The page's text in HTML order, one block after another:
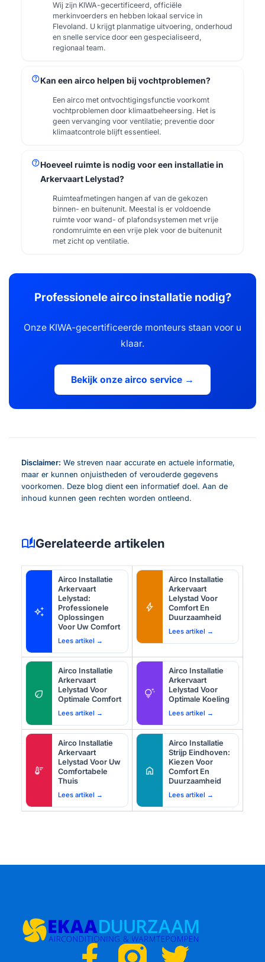
Wij zijn KIWA-gecertificeerd, officiële
merkinvoerders en hebben lokaal service in
Flevoland. U krijgt planmatige uitvoering, onderhoud
en snelle service door een gespecialiseerd,
regionaal team.
helpKan een airco helpen bij vochtproblemen?
Een airco met ontvochtigingsfunctie voorkomt
vochtproblemen door klimaatbeheersing. Het is
geen vervanging voor ventilatie; preventie door
klimaatcontrole blijft essentieel.
helpHoeveel ruimte is nodig voor een installatie in
Arkervaart Lelystad?
Ruimteafmetingen hangen af van de gekozen
binnen- en buitenunit. Meestal is er voldoende
ruimte voor wand- of plafondsystemen met vrije
rondomruimte en een vrije plek voor de buitenunit
met zicht op ventilatie.
Professionele airco installatie nodig?
Onze KIWA-gecertificeerde monteurs staan voor u
klaar.
Bekijk onze airco service →
Disclaimer: We streven naar accurate en actuele informatie,
maar er kunnen onjuistheden of verouderde gegevens
voorkomen. Deze blog dient een informatief doel. Aan de
inhoud kunnen geen rechten worden ontleend.
auto_storiesGerelateerde artikelen
auto_awesome
Airco Installatie
Arkervaart
Lelystad:
Professionele
Oplossingen
Voor Uw Comfort
Lees artikel →
bolt
Airco Installatie
Arkervaart
Lelystad Voor
Comfort En
Duurzaamheid
Lees artikel →
eco
Airco Installatie
Arkervaart
Lelystad Voor
Optimale Comfort
Lees artikel →
tips_and_updates
Airco Installatie
Arkervaart
Lelystad Voor
Optimale Koeling
Lees artikel →
thermostat
Airco Installatie
Arkervaart
Lelystad Voor Uw
Comfortabele
Thuis
Lees artikel →
home
Airco Installatie
Strijp Eindhoven:
Kiezen Voor
Comfort En
Duurzaamheid
Lees artikel →